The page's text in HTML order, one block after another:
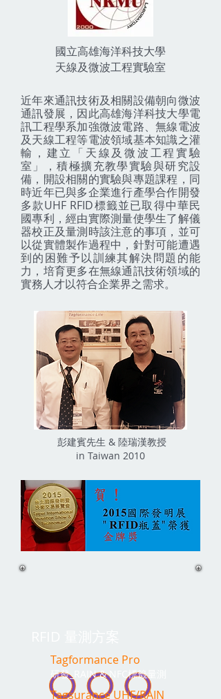
國立高雄海洋科技大學
天線及微波工程實驗室
近年來通訊技術及相關設備朝向微波
通訊發展，因此高雄海洋科技大學電
訊工程學系加強微波電路、無線電波
及天線工程等電波領域基本知識之灌
輸，建立「天線及微波工程實驗
室」，積極擴充教學實驗與研究設
備，開設相關的實驗與專題課程，同
時近年已與多企業進行產學合作開發
多款UHF RFID標籤並已取得中華民
國專利，經由實際測量使學生了解儀
器校正及量測時該注意的事項，並可
以從實體製作過程中，針對可能遭遇
到的困難予以訓練其解決問題的能
力，培育更多在無線通訊技術領域的
實務人才以符合企業界之需求。
彭建賓先生 & 陸瑞漢教授
in Taiwan 2010
Tagformance Pro
研發_RAIN & NFC標籤量測
Tagsurance UHF/RAIN